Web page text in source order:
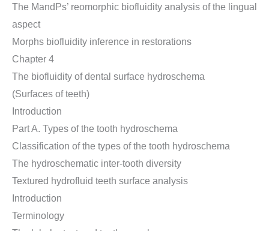
The MandPs’ reomorphic biofluidity analysis of the lingual
aspect
Morphs biofluidity inference in restorations
Chapter 4
The biofluidity of dental surface hydroschema
(Surfaces of teeth)
Introduction
Part A. Types of the tooth hydroschema
Classification of the types of the tooth hydroschema
The hydroschematic inter-tooth diversity
Textured hydrofluid teeth surface analysis
Introduction
Terminology